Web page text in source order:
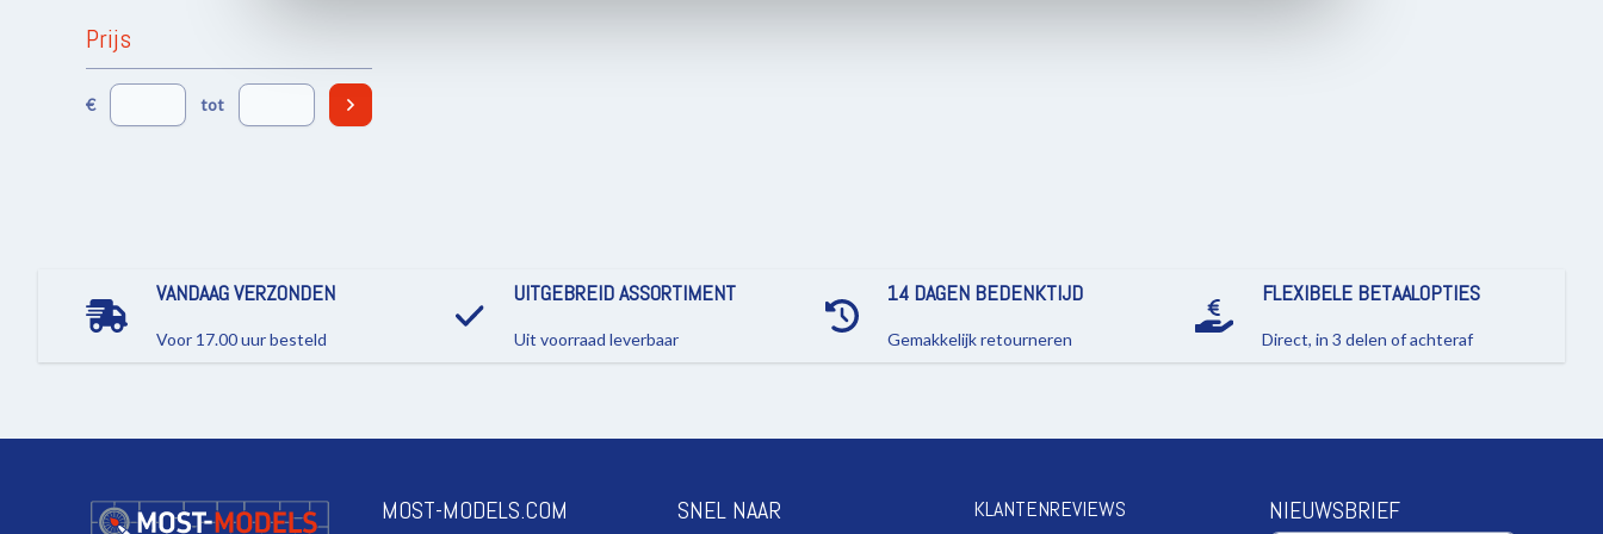
Prijs
€ tot
VANDAAG VERZONDEN
Voor 17.00 uur besteld
UITGEBREID ASSORTIMENT
Uit voorraad leverbaar
14 DAGEN BEDENKTIJD
Gemakkelijk retourneren
FLEXIBELE BETAALOPTIES
Direct, in 3 delen of achteraf
MOST-MODELS.COM SNEL NAAR KLANTENREVIEWS NIEUWSBRIEF